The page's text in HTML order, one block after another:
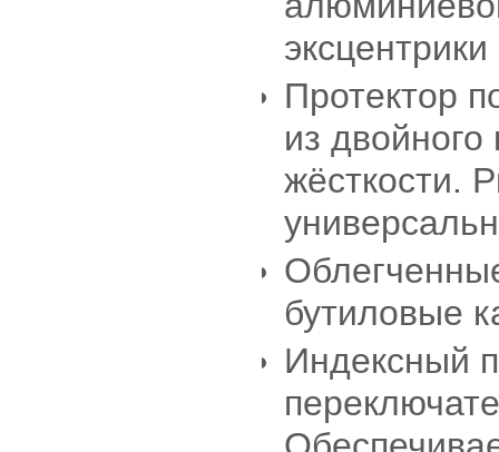
Протектор
из
жёсткости.
бутиловые
Индексный